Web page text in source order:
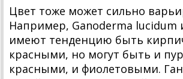
Цвет тоже может сильно
Например, Ganoderma lucidum
имеют тенденцию быть
красными, но могут быть и
красными, и фиолетовыми.